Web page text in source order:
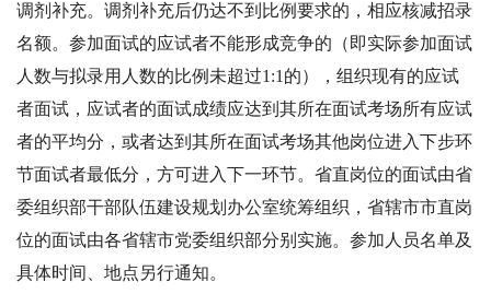
调剂补充。调剂补充后仍达不到比例要求的，相应核减招录
名额。参加面试的应试者不能形成竞争的（即实际参加面试
人数与拟录用人数的比例未超过1:1的），组织现有的应试
者面试，应试者的面试成绩应达到其所在面试考场所有应试
者的平均分，或者达到其所在面试考场其他岗位进入下步环
节面试者最低分，方可进入下一环节。省直岗位的面试由省
委组织部干部队伍建设规划办公室统筹组织，省辖市市直岗
位的面试由各省辖市党委组织部分别实施。参加人员名单及
具体时间、地点另行通知。